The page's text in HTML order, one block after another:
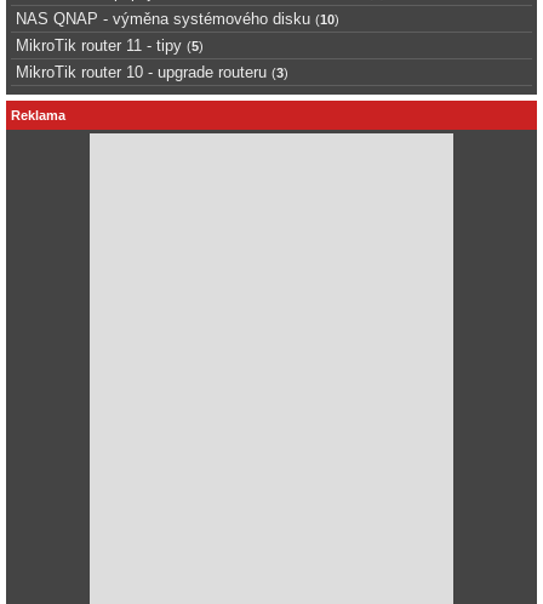
NAS QNAP - výměna systémového disku (10)
MikroTik router 11 - tipy (5)
MikroTik router 10 - upgrade routeru (3)
Reklama